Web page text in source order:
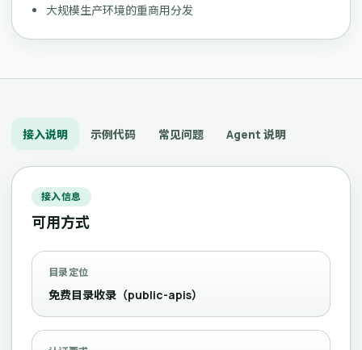
大规模生产环境的重商用分发
接入说明 示例代码 常见问题 Agent 说明
接入信息
可用方式
目录定位
免费目录收录（public-apis）